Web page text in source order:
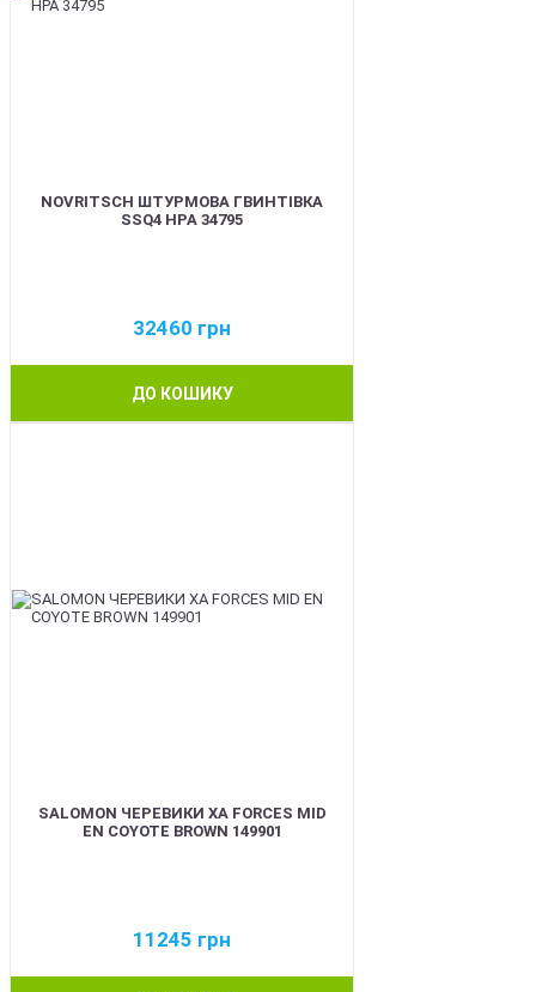
NOVRITSCH ШТУРМОВА ГВИНТІВКА
SSQ4 HPA 34795
32460 грн
ДО КОШИКУ
SALOMON ЧЕРЕВИКИ XA FORCES MID
EN COYOTE BROWN 149901
11245 грн